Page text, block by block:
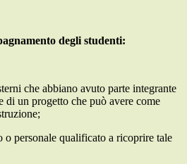
degli studenti:
che abbiano avuto parte integrante
di un progetto che può avere come
o personale qualificato a ricoprire tale